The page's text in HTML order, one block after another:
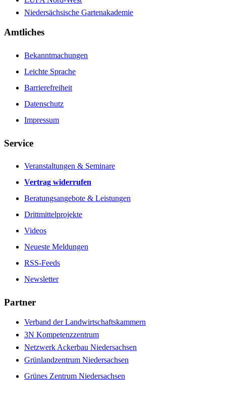
Niedersächsische Gartenakademie
Amtliches
Bekanntmachungen
Leichte Sprache
Barrierefreiheit
Datenschutz
Impressum
Service
Veranstaltungen & Seminare
Vertrag widerrufen
Beratungsangebote & Leistungen
Drittmittelprojekte
Videos
Neueste Meldungen
RSS-Feeds
Newsletter
Partner
Verband der Landwirtschaftskammern
3N Kompetenzzentrum
Netzwerk Ackerbau Niedersachsen
Grünlandzentrum Niedersachsen
Grünes Zentrum Niedersachsen